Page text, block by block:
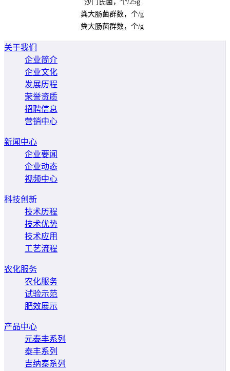
沙门氏菌，个/25g
粪大肠菌群数，个/g
粪大肠菌群数，个/g
关于我们
企业简介
企业文化
发展历程
荣誉资质
招聘信息
营销中心
新闻中心
企业要闻
企业动态
视频中心
科技创新
技术历程
技术优势
技术应用
工艺流程
农化服务
农化服务
试验示范
肥效展示
产品中心
元泰丰系列
泰丰系列
吉纳泰系列